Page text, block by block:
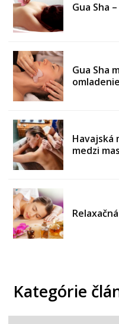
Gua Sha
Gua Sha
Havajská
medzi
Kategórie